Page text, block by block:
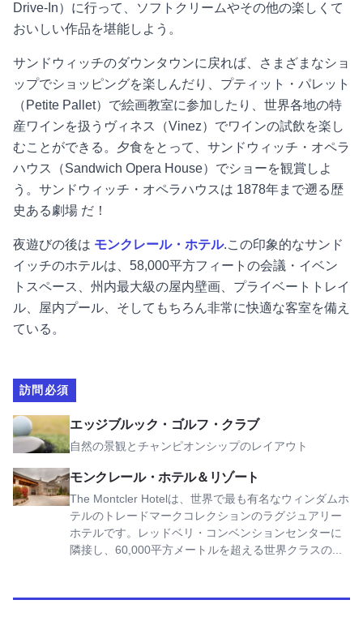
Drive-In）に行って、ソフトクリームやその他の楽しくて
おいしい作品を堪能しよう。
サンドウィッチのダウンタウンに戻れば、さまざまなショ
ップでショッピングを楽しんだり、プティット・パレット
（Petite Pallet）で絵画教室に参加したり、世界各地の特
産ワインを扱うヴィネス（Vinez）でワインの試飲を楽し
むことができる。夕食をとって、サンドウィッチ・オペラ
ハウス（Sandwich Opera House）でショーを観賞しよ
う。サンドウィッチ・オペラハウスは 1878年まで遡る歴
史ある劇場 だ！
夜遊びの後は モンクレール・ホテル.この印象的なサンド
イッチのホテルは、58,000平方フィートの会議・イベン
トスペース、州内最大級の屋内壁画、プライベートトレイ
ル、屋内プール、そしてもちろん非常に快適な客室を備え
ている。
訪問必須
エッジブルック・ゴルフ・クラブ
自然の景観とチャンピオンシップのレイアウト
エッジブルック・ゴルフクラブを表示
モンクレール・ホテル＆リゾート
The Montcler Hotelは、世界で最も有名なウィンダムホ
テルのトレードマークコレクションのラグジュアリー
ホテルです。レッドベリ・コンベンションセンターに
隣接し、60,000平方メートルを超える世界クラスの...
モンクレール・ホテル＆リゾートを見る